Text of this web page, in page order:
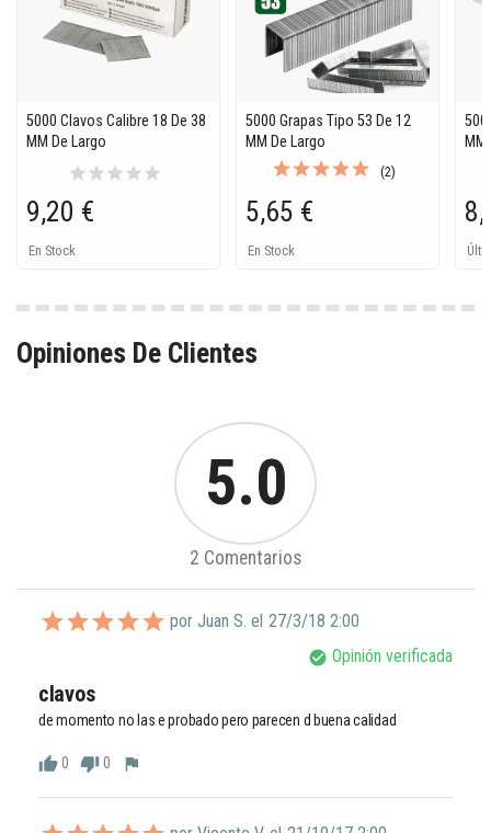
5000 Clavos Calibre 18 De 38
MM De Largo
starstarstarstarstar
9,20 €
En Stock
5000 Grapas Tipo 53 De 12
MM De Largo
(2)
5,65 €
En Stock
Opiniones De Clientes
5.0
2 Comentarios
por Juan S. el 27/3/18 2:00
check_circle Opinión verificada
clavos
de momento no las e probado pero parecen d buena calidad
thumb_up0 thumb_down0 flag